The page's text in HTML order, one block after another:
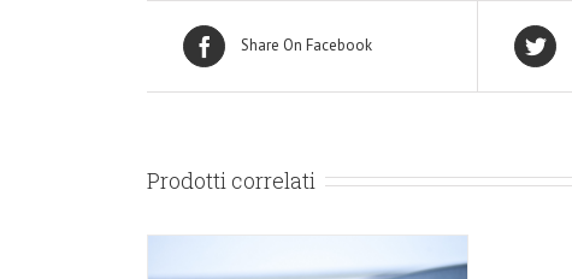
Share On Facebook
Prodotti correlati